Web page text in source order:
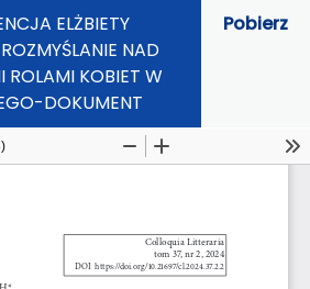
ELŻBIETY
NAD
ROLAMI KOBIET W
DOKUMENT
Pobierz